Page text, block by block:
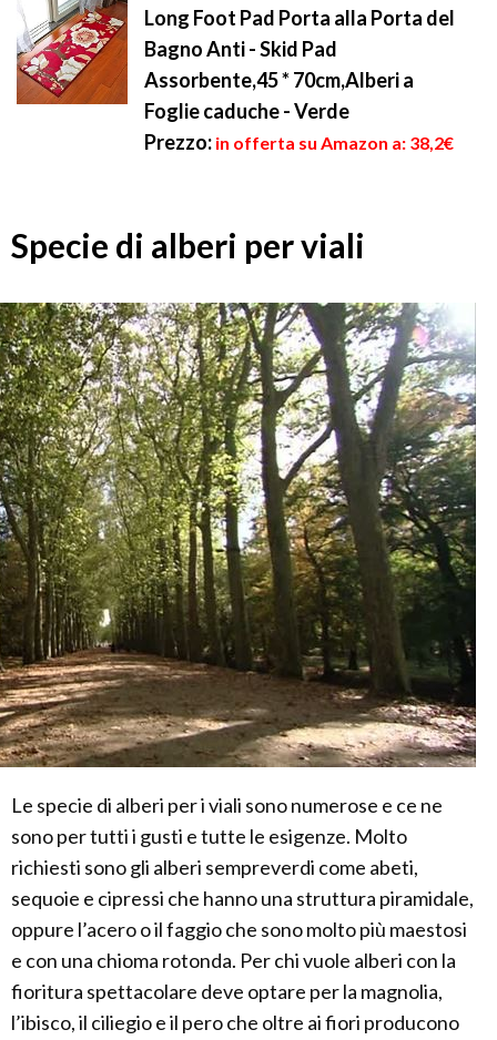
Long Foot Pad Porta alla Porta del
Bagno Anti - Skid Pad
Assorbente,45 * 70cm,Alberi a
Foglie caduche - Verde
Prezzo: in offerta su Amazon a: 38,2€
Specie di alberi per viali
Le specie di alberi per i viali sono numerose e ce ne
sono per tutti i gusti e tutte le esigenze. Molto
richiesti sono gli alberi sempreverdi come abeti,
sequoie e cipressi che hanno una struttura piramidale,
oppure l’acero o il faggio che sono molto più maestosi
e con una chioma rotonda. Per chi vuole alberi con la
fioritura spettacolare deve optare per la magnolia,
l’ibisco, il ciliegio e il pero che oltre ai fiori producono